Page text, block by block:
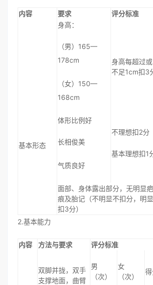
内容 要求 评分标准
基本形态
身高：
（男）165—
178cm
（女）150—
168cm
身高每超过或
不足1cm扣3
体形比例好
长相俊美
气质良好
不理想扣2分
基本理想扣1
面部、身体露出部分，无明显疤
痕及胎记（不明显不扣分，明显
扣3分）
2.基本能力
内容 方法与要求 评分标准
双脚并拢，双手
支撑地面，曲臂
男
（次）
女
（次）